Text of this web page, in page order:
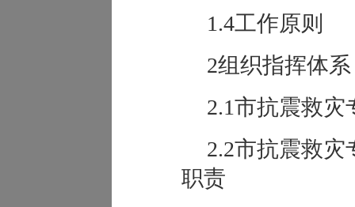
1.4工作原则
2组织指挥体系
2.1市抗震救
2.2市抗震救
职责